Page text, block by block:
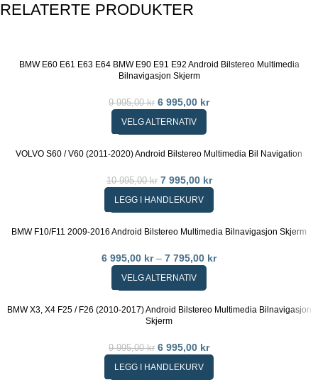
RELATERTE PRODUKTER
BMW E60 E61 E63 E64 BMW E90 E91 E92 Android Bilstereo Multimedia
Bilnavigasjon Skjerm
9 995,00kr 6 995,00 kr
VELG ALTERNATIV
VOLVO S60 / V60 (2011-2020) Android Bilstereo Multimedia Bil Navigation
10 995,00kr 7 995,00 kr
LEGG I HANDLEKURV
BMW F10/F11 2009-2016 Android Bilstereo Multimedia Bilnavigasjon Skjerm
6 995,00 kr – 7 795,00 kr
VELG ALTERNATIV
BMW X3, X4 F25 / F26 (2010-2017) Android Bilstereo Multimedia Bilnavigasjon
Skjerm
9 995,00kr 6 995,00 kr
LEGG I HANDLEKURV